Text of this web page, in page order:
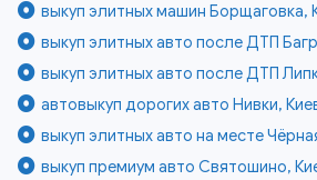
выкуп элитных машин Борщаговка,
выкуп элитных авто после ДТП
выкуп элитных авто после ДТП
автовыкуп дорогих авто Нивки,
выкуп элитных авто на месте
выкуп премиум авто Святошино,